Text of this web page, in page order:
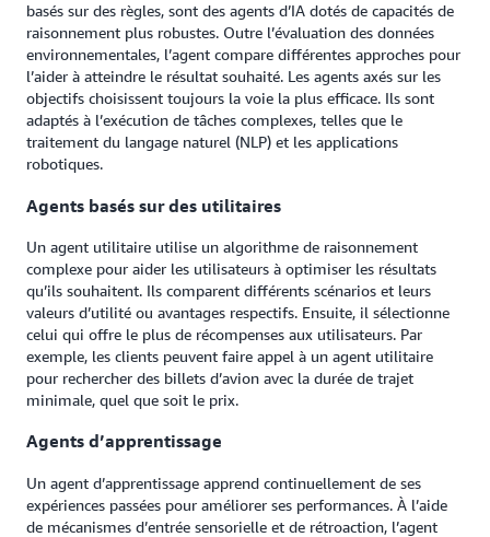
basés sur des règles, sont des agents d’IA dotés de capacités de
raisonnement plus robustes. Outre l’évaluation des données
environnementales, l’agent compare différentes approches pour
l’aider à atteindre le résultat souhaité. Les agents axés sur les
objectifs choisissent toujours la voie la plus efficace. Ils sont
adaptés à l’exécution de tâches complexes, telles que le
traitement du langage naturel (NLP) et les applications
robotiques.
Agents basés sur des utilitaires
Un agent utilitaire utilise un algorithme de raisonnement
complexe pour aider les utilisateurs à optimiser les résultats
qu’ils souhaitent. Ils comparent différents scénarios et leurs
valeurs d’utilité ou avantages respectifs. Ensuite, il sélectionne
celui qui offre le plus de récompenses aux utilisateurs. Par
exemple, les clients peuvent faire appel à un agent utilitaire
pour rechercher des billets d’avion avec la durée de trajet
minimale, quel que soit le prix.
Agents d’apprentissage
Un agent d’apprentissage apprend continuellement de ses
expériences passées pour améliorer ses performances. À l’aide
de mécanismes d’entrée sensorielle et de rétroaction, l’agent